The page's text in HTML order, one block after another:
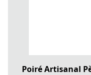
Poiré Artisanal